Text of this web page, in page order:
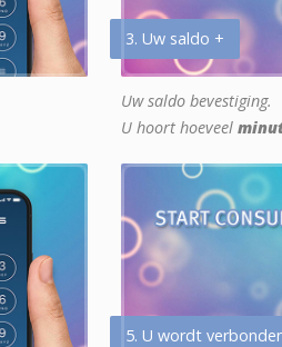
3. Uw saldo +
Uw saldo bevestiging.
U hoort hoeveel
5. U wordt